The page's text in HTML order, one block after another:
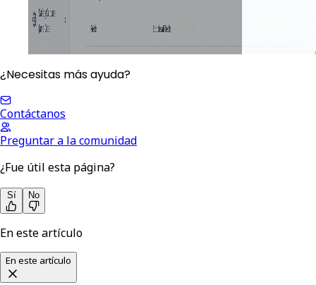
¿Necesitas más ayuda?
Contáctanos
Preguntar a la comunidad
¿Fue útil esta página?
Sí No
En este artículo
En este artículo